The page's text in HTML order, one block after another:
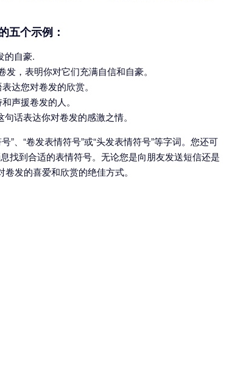
五个示例：
的自豪.
，表明你对它们充满自信和自豪。
达您对卷发的欣赏。
声援卷发的人。
话表达你对卷发的感激之情。
、“卷发表情符号”或“头发表情符号”等字词。您还可
找到合适的表情符号。无论您是向朋友发送短信还是
发的喜爱和欣赏的绝佳方式。